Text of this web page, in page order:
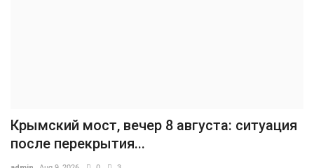
Крымский мост, вечер 8 августа: ситуация
после перекрытия...